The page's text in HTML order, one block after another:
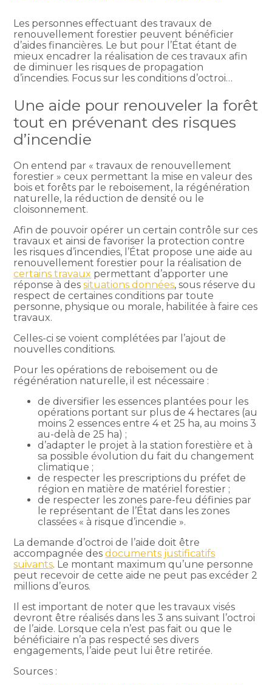
Les personnes effectuant des travaux de
renouvellement forestier peuvent bénéficier
d’aides financières. Le but pour l’État étant de
mieux encadrer la réalisation de ces travaux afin
de diminuer les risques de propagation
d’incendies. Focus sur les conditions d’octroi…
Une aide pour renouveler la forêt
tout en prévenant des risques
d’incendie
On entend par « travaux de renouvellement
forestier » ceux permettant la mise en valeur des
bois et forêts par le reboisement, la régénération
naturelle, la réduction de densité ou le
cloisonnement.
Afin de pouvoir opérer un certain contrôle sur ces
travaux et ainsi de favoriser la protection contre
les risques d’incendies, l’État propose une aide au
renouvellement forestier pour la réalisation de
certains travaux permettant d’apporter une
réponse à dessituations données, sous réserve du
respect de certaines conditions par toute
personne, physique ou morale, habilitée à faire ces
travaux.
Celles-ci se voient complétées par l’ajout de
nouvelles conditions.
Pour les opérations de reboisement ou de
régénération naturelle, il est nécessaire :
de diversifier les essences plantées pour les
opérations portant sur plus de 4 hectares (au
moins 2 essences entre 4 et 25 ha, au moins 3
au-delà de 25 ha) ;
d’adapter le projet à la station forestière et à
sa possible évolution du fait du changement
climatique ;
de respecter les prescriptions du préfet de
région en matière de matériel forestier ;
de respecter les zones pare-feu définies par
le représentant de l’État dans les zones
classées « à risque d’incendie ».
La demande d’octroi de l’aide doit être
accompagnée desdocuments justificatifs
suivants. Le montant maximum qu’une personne
peut recevoir de cette aide ne peut pas excéder 2
millions d’euros.
Il est important de noter que les travaux visés
devront être réalisés dans les 3 ans suivant l’octroi
de l’aide. Lorsque cela n’est pas fait ou que le
bénéficiaire n’a pas respecté ses divers
engagements, l’aide peut lui être retirée.
Sources :